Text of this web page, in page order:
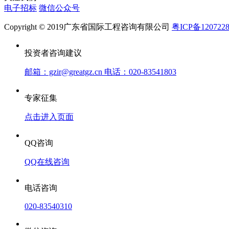
电子招标 微信公众号
Copyright © 2019广东省国际工程咨询有限公司 粤ICP备
投资者咨询建议
邮箱：gzir@greatgz.cn 电话：020-83541803
专家征集
点击进入页面
QQ咨询
QQ在线咨询
电话咨询
020-83540310